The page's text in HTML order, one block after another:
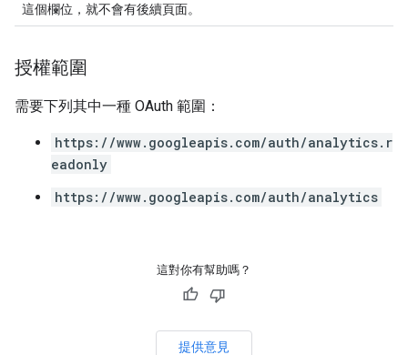
這個欄位，就不會有後續頁面。
授權範圍
需要下列其中一種 OAuth 範圍：
https://www.googleapis.com/auth/analytics.r
eadonly
https://www.googleapis.com/auth/analytics
這對你有幫助嗎？
提供意見